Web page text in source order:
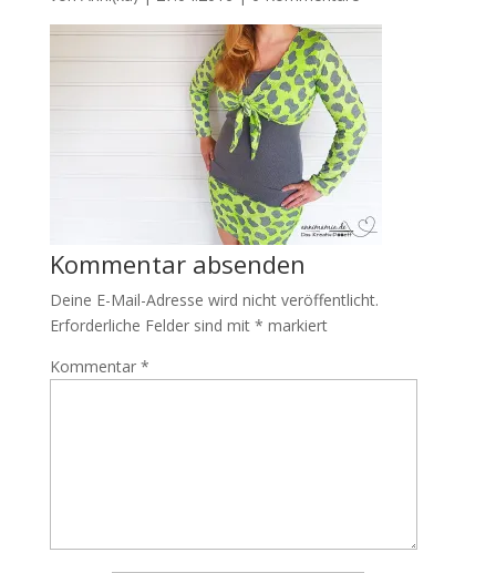
Kommentar absenden
Deine E-Mail-Adresse wird nicht veröffentlicht.
Erforderliche Felder sind mit * markiert
Kommentar *